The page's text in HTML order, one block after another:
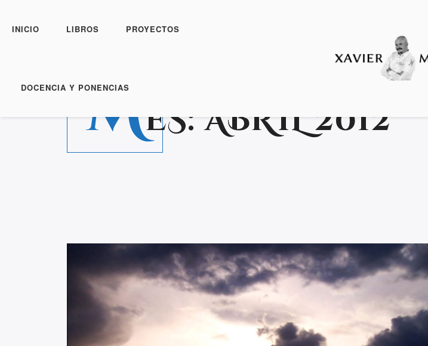
INICIO LIBROS PROYECTOS
DOCENCIA Y PONENCIAS
MES:ABRIL 2012